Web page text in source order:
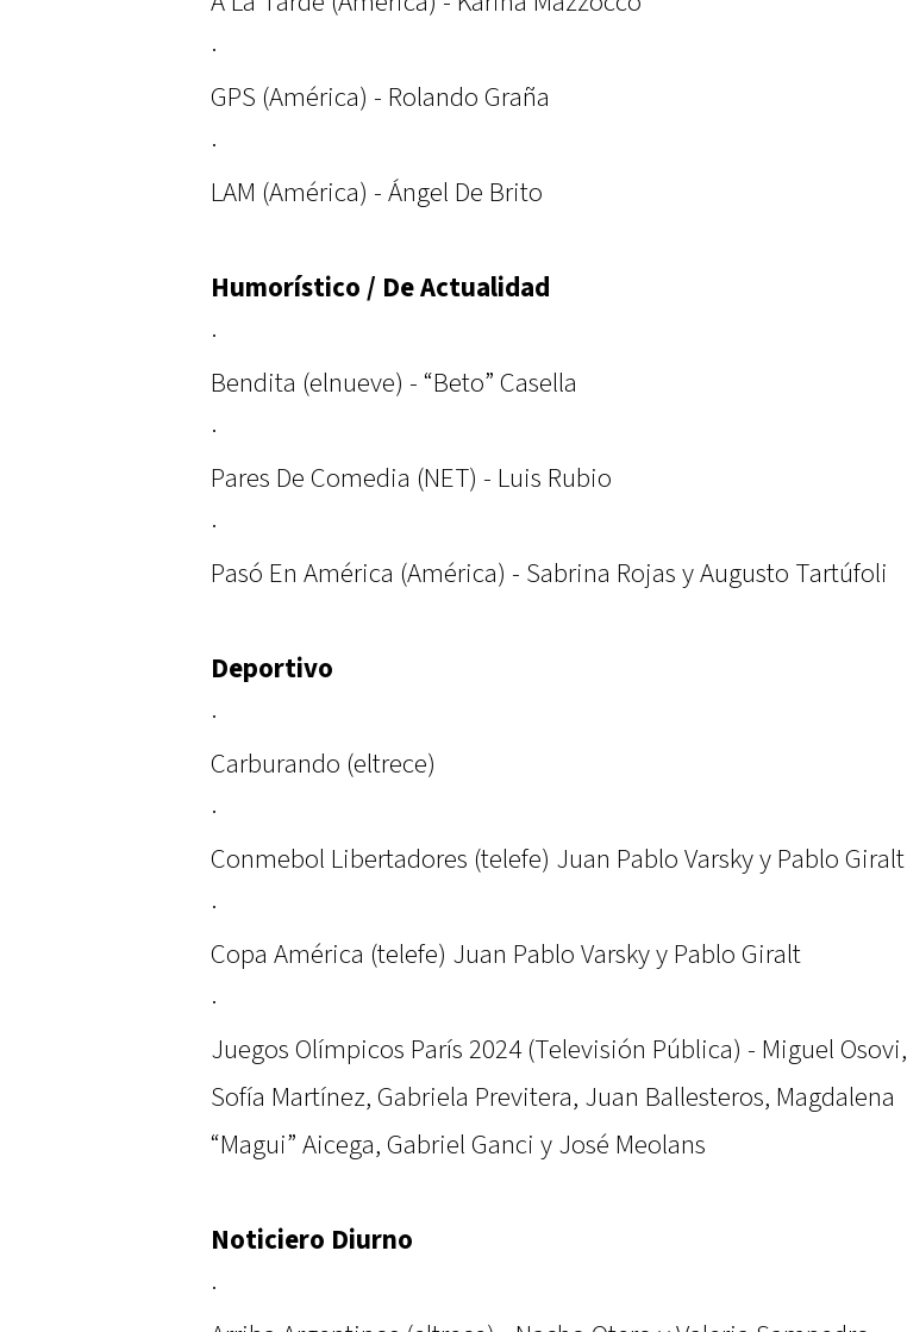
·
GPS (América) - Rolando Graña
·
LAM (América) - Ángel De Brito
Humorístico / De Actualidad
·
Bendita (elnueve) - “Beto” Casella
·
Pares De Comedia (NET) - Luis Rubio
·
Pasó En América (América) - Sabrina Rojas y Augusto Tartúfoli
Deportivo
·
Carburando (eltrece)
·
Conmebol Libertadores (telefe) Juan Pablo Varsky y Pablo Giralt
·
Copa América (telefe) Juan Pablo Varsky y Pablo Giralt
·
Juegos Olímpicos París 2024 (Televisión Pública) - Miguel Osovi,
Sofía Martínez, Gabriela Previtera, Juan Ballesteros, Magdalena
“Magui” Aicega, Gabriel Ganci y José Meolans
Noticiero Diurno
·